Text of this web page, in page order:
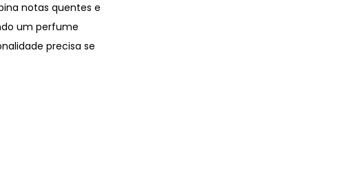
notas quentes e
um perfume
precisa se